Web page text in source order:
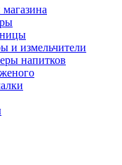
и измельчители
напитков